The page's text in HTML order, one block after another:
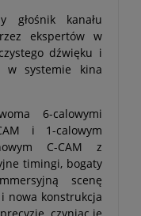
kanału
ekspertów w
dźwięku i
w systemie kina
6-calowymi
i 1-calowym
C-CAM z
timingi, bogaty
scenę
nowa konstrukcja